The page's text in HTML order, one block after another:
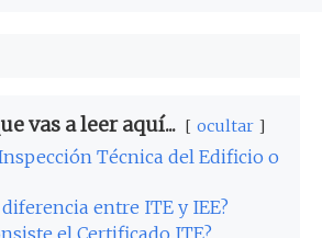
vas a leer aquí... ocultar
Técnica del Edificio o
diferencia entre ITE y IEE?